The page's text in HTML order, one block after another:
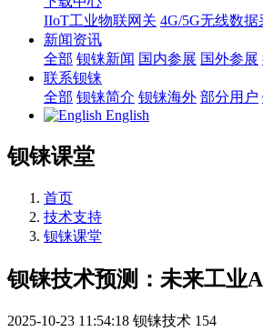
IIoT工业物联网关 4G/5G无线数据
新闻资讯
全部 钡铼新闻 国内参展 国外参展
联系钡铼
全部 钡铼简介 钡铼海外 部分用户
English
钡铼课堂
首页
技术支持
钡铼课堂
钡铼技术预测：未来工业
2025-10-23 11:54:18 钡铼技术 154